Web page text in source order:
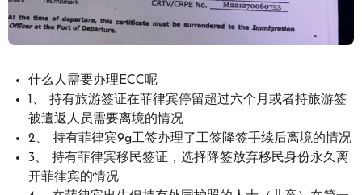
什么人需要办理ECC呢
1、 持有旅游签证在菲律宾停留超过六个月或者持旅游签
被遣返人员需要离境的情况
2、 持有菲律宾9g工签办理了工签降签手续后离境的情况
3、 持有菲律宾移民签证，选择降签放弃移民身份永久离
开菲律宾的情况